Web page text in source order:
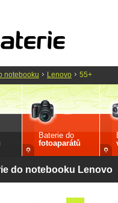
Baterie do
fotoaparátů
do notebooku Lenovo
notebooku Lenovo 55+